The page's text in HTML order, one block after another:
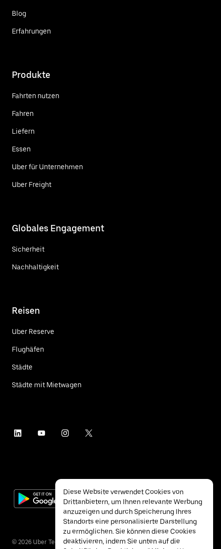
Blog
Erfahrungen
Produkte
Fahrten nutzen
Fahren
Liefern
Essen
Uber für Unternehmen
Uber Freight
Globales Engagement
Sicherheit
Nachhaltigkeit
Reisen
Uber Reserve
Flughäfen
Städte
Städte mit Mietwagen
© 2026 Uber Technologies Inc.
Diese Website verwendet Cookies von
Drittanbietern, um Ihnen relevante Werbung
anzuzeigen und durch Speicherung Ihres
Standorts eine personalisierte Darstellung
zu ermöglichen. Sie können diese Cookies
deaktivieren, indem Sie unten auf die